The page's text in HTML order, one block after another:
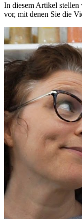
In diesem Artikel stellen
vor, mit denen Sie die